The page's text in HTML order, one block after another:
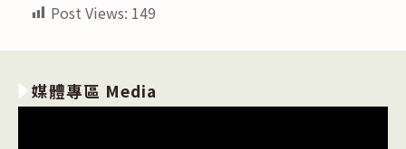
Post Views: 149
媒體專區 Media